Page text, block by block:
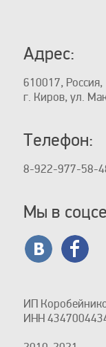
Адрес:
610017, Россия,
г. Киров, ул.
Телефон:
8-922-977-58-
Мы в
ИП
ИНН